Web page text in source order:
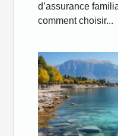
d’assurance
comment choisir...